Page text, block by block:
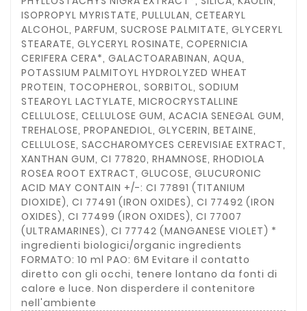
ISOPROPYL MYRISTATE, PULLULAN, CETEARYL
ALCOHOL, PARFUM, SUCROSE PALMITATE, GLYCERYL
STEARATE, GLYCERYL ROSINATE, COPERNICIA
CERIFERA CERA*, GALACTOARABINAN, AQUA,
POTASSIUM PALMITOYL HYDROLYZED WHEAT
PROTEIN, TOCOPHEROL, SORBITOL, SODIUM
STEAROYL LACTYLATE, MICROCRYSTALLINE
CELLULOSE, CELLULOSE GUM, ACACIA SENEGAL GUM,
TREHALOSE, PROPANEDIOL, GLYCERIN, BETAINE,
CELLULOSE, SACCHAROMYCES CEREVISIAE EXTRACT,
XANTHAN GUM, CI 77820, RHAMNOSE, RHODIOLA
ROSEA ROOT EXTRACT, GLUCOSE, GLUCURONIC
ACID MAY CONTAIN +/-: CI 77891 (TITANIUM
DIOXIDE), CI 77491 (IRON OXIDES), CI 77492 (IRON
OXIDES), CI 77499 (IRON OXIDES), CI 77007
(ULTRAMARINES), CI 77742 (MANGANESE VIOLET) *
ingredienti biologici/organic ingredients
FORMATO: 10 ml PAO: 6M Evitare il contatto
diretto con gli occhi, tenere lontano da fonti di
calore e luce. Non disperdere il contenitore
nell'ambiente